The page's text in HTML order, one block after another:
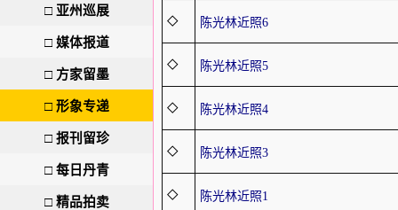
□ 亚州巡展
□ 媒体报道
□ 方家留墨
□ 形象专递
□ 报刊留珍
□ 每日丹青
□ 精品拍卖
◇ 陈光林近照6
◇ 陈光林近照5
◇ 陈光林近照4
◇ 陈光林近照3
◇ 陈光林近照1